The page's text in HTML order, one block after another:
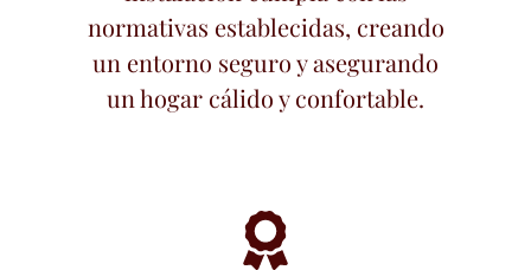
normativas establecidas, creando
un entorno seguro y asegurando
un hogar cálido y confortable.